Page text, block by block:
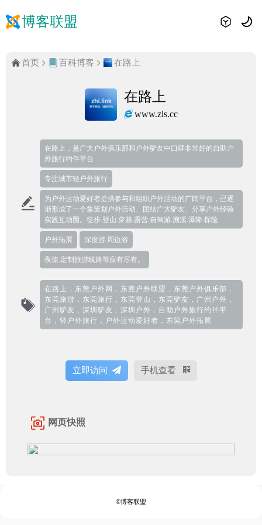
博客联盟
首页 百科博客 在路上
在路上
www.zls.cc
在路上，是广大户外俱乐部和户外驴友中口碑非常好的自助户
外旅行约伴平台
专注城市轻户外旅行
为户外运动爱好者提供参与和组织户外活动的广阔平台，已逐
渐形成了一个集策划户外活动、团结广大驴友、分享户外经验
实践互动圈。徒步.登山.穿越.露营.自驾游.溯溪.瀑降.探险
户外拓展 深度游.周边游
夜徒.定制旅游线路等应有尽有。
在路上，东莞户外网，东莞户外联盟，东莞户外俱乐部，
东莞旅游，东莞旅行，东莞登山，东莞驴友，广州户外，
广州驴友，深圳驴友，深圳户外，自助户外旅行约伴平
台，轻户外旅行，户外运动爱好者，东莞户外拓展
立即访问 手机查看
网页快照
©博客联盟